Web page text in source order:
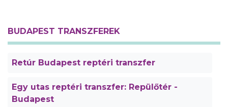
BUDAPEST TRANSZFEREK
Retúr Budapest reptéri transzfer
Egy utas reptéri transzfer: Repülőtér -
Budapest